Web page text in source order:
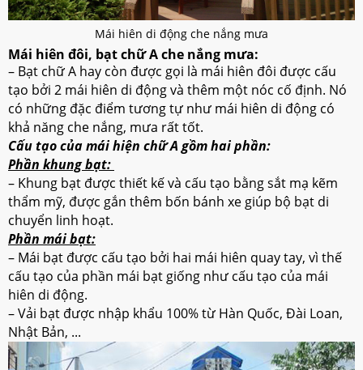
Mái hiên di động che nắng mưa
Mái hiên đôi, bạt chữ A che nắng mưa:
– Bạt chữ A hay còn được gọi là mái hiên đôi được cấu
tạo bởi 2 mái hiên di động và thêm một nóc cố định. Nó
có những đặc điểm tương tự như mái hiên di động có
khả năng che nắng, mưa rất tốt.
Cấu tạo của mái hiện chữ A gồm hai phần:
Phần khung bạt:
– Khung bạt được thiết kế và cấu tạo bằng sắt mạ kẽm
thẩm mỹ, được gắn thêm bốn bánh xe giúp bộ bạt di
chuyển linh hoạt.
Phần mái bạt:
– Mái bạt được cấu tạo bởi hai mái hiên quay tay, vì thế
cấu tạo của phần mái bạt giống như cấu tạo của mái
hiên di động.
– Vải bạt được nhập khẩu 100% từ Hàn Quốc, Đài Loan,
Nhật Bản, ...